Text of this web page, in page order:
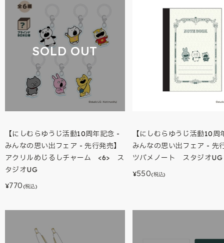
SOLD OUT
【にしむらゆうじ活動10周年記念 -
みんなの思い出フェア - 先行発売】
アクリルめじるしチャーム <6> ス
タジオUG
¥770 (税込)
【にしむらゆうじ活動10周
みんなの思い出フェア - 先
ツバメノート スタジオUG
¥550(税込)